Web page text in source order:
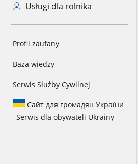
Usługi dla rolnika
Profil zaufany
Baza wiedzy
Serwis Służby Cywilnej
Сайт для громадян України
–Serwis dla obywateli Ukrainy